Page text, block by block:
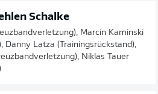
Schalke
Marcin Kaminski
Danny Latza (Trainingsrückstand),
Niklas Tauer